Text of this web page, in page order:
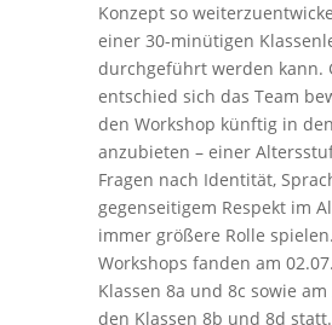
Konzept so
einer 30-minütigen
durchgeführt werden kann.
entschied sich das Team
den Workshop künftig in
anzubieten – einer
Fragen nach Identität,
gegenseitigem Respekt im
immer größere Rolle
Workshops fanden am
Klassen 8a und 8c sowie
den Klassen 8b und 8d